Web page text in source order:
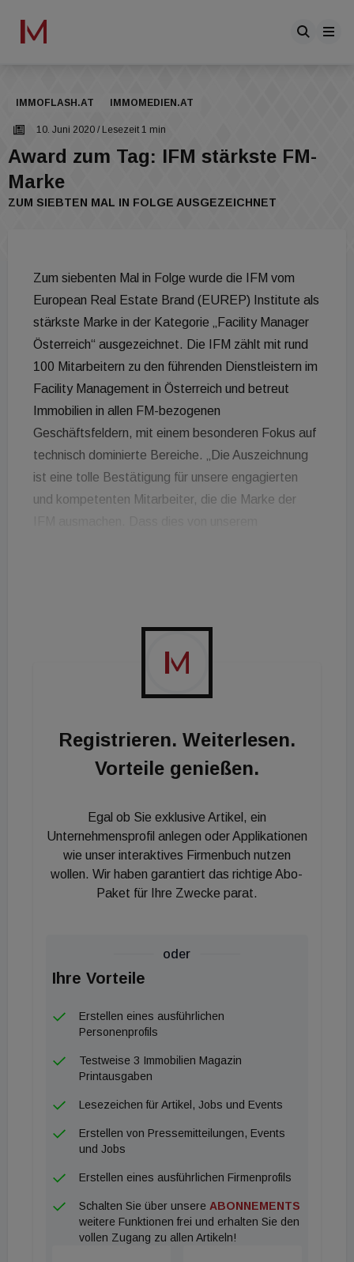
IMMOFLASH.AT IMMOMEDIEN.AT
10. Juni 2020 / Lesezeit 1 min
Award zum Tag: IFM stärkste FM-
Marke
ZUM SIEBTEN MAL IN FOLGE AUSGEZEICHNET
Zum siebenten Mal in Folge wurde die IFM vom
European Real Estate Brand (EUREP) Institute als
stärkste Marke in der Kategorie „Facility Manager
Österreich“ ausgezeichnet. Die IFM zählt mit rund
100 Mitarbeitern zu den führenden Dienstleistern im
Facility Management in Österreich und betreut
Immobilien in allen FM-bezogenen
Geschäftsfeldern, mit einem besonderen Fokus auf
technisch dominierte Bereiche. „Die Auszeichnung
ist eine tolle Bestätigung für unsere engagierten
und kompetenten Mitarbeiter, die die Marke der
stattgefunden hat. Das auf die Analyse von
Unternehmensmarken spezialisierte European Real
Estate Brand Institute prämiert alljährlich die
stärksten Marken der Immobilienwirtschaft in
Registrieren. Weiterlesen.
Vorteile genießen.
Egal ob Sie exklusive Artikel, ein
Unternehmensprofil anlegen oder Applikationen
wie unser interaktives Firmenbuch nutzen
wollen. Wir haben garantiert das richtige Abo-
Paket für Ihre Zwecke parat.
oder
Ihre Vorteile
Erstellen eines ausführlichen
Personenprofils
Testweise 3 Immobilien Magazin
Printausgaben
Lesezeichen für Artikel, Jobs und Events
Erstellen von Pressemitteilungen, Events
und Jobs
Erstellen eines ausführlichen Firmenprofils
Schalten Sie über unsere ABONNEMENTS
weitere Funktionen frei und erhalten Sie den
vollen Zugang zu allen Artikeln!